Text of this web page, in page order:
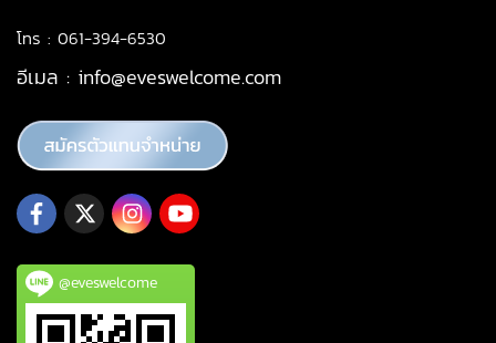
โทร : 061-394-6530
อีเมล : info@eveswelcome.com
@eveswelcome